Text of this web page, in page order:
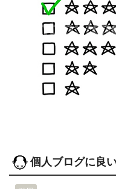
個人ブログに良